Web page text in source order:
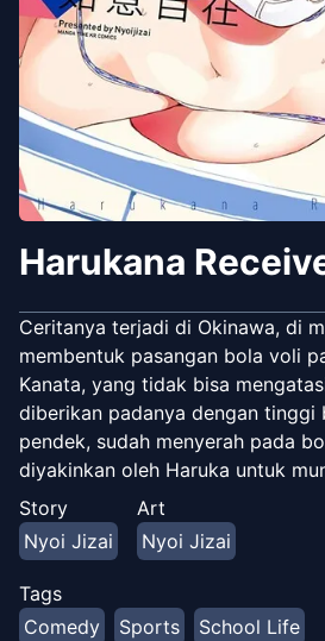
Harukana
Ceritanya terjadi di Okinawa, di
membentuk pasangan bola voli
Kanata, yang tidak bisa
diberikan padanya dengan tinggi
pendek, sudah menyerah pada
diyakinkan oleh Haruka untuk
sekali lagi dan mengincar
Story
Nyoi Jizai
Art
Nyoi Jizai
Tags
Comedy
Sports School Life